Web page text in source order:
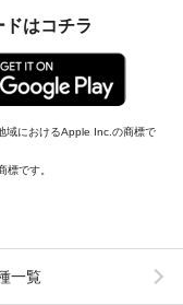
はコチラ
域におけるApple Inc.の商標で
です。
一覧